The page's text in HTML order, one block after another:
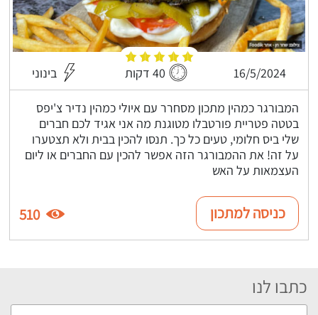
16/5/2024 40 דקות בינוני
המבורגר כמהין מתכון מסחרר עם איולי כמהין נדיר צ'יפס
בטטה פטריית פורטבלו מטוגנת מה אני אגיד לכם חברים
שלי ביס חלומי, טעים כל כך. תנסו להכין בבית ולא תצטערו
על זה! את ההמבורגר הזה אפשר להכין עם החברים או ליום
העצמאות על האש
כניסה למתכון 510
כתבו לנו